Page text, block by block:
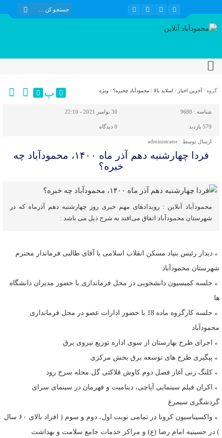
گروه : آخرین اخبار / اسلاید بالا / محمودآباد چخبره؟ / ویژه پ
شناسه : 9680 30 نوامبر 2021 - 22:10
579 بازدید 0 دیدگاه
ارسال توسط : administrator
فردا چهارشنبه دهم آذر ماه ۱۴۰۰، محمودآباد چه
خبره؟
محمودآباد آنلاین : رویدادهای مهم خبری روز چهارشنبه دهم آذرماه که در
شهرستان محمودآباد اتفاق می‌افتد به شرح ذیل می باشد :
دیدار رئیس بنیاد مسکن انقلاب اسلامی با آقای طالبی فرماندار محترم
شهرستان محمودآباد
جلسه کمیسیون دانشجویی در محل فرمانداری با حضور مدیران دانشگاه
ها
حلسه کارگروه ماده 18 با حضور ادارات عضو در محل فرمانداری
محمودآباد
اجرای طرح بهارستان از سوی اداره توزیع نیروی برق
پیگیری طرح های توسعه برق بخش مرکزی
کلنگ زنی آغاز فصل دوم کاوش قلاکتی گل محله سرخ رود
اکران فیلم سینمایی آپاچی، دینامیت و قهرمان در سینمای سرای
گردشگری سیمرغ
واکسیناسیون کرونا در تمامی نوبت اول، دوم و سوم ( افراد بالای ۶۰ سال
) در حسینیه امام رضا (ع) و مراکز خدمات جامع سلامت و بهداشت